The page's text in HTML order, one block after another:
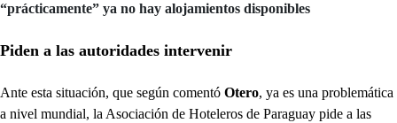
“prácticamente” ya no hay alojamientos disponibles
Piden a las autoridades intervenir
Ante esta situación, que según comentó Otero, ya es una problemática
a nivel mundial, la Asociación de Hoteleros de Paraguay pide a las